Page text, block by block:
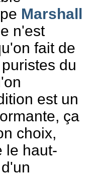
Marshall
n'est
fait de
du
est un
ça
choix,
le haut-